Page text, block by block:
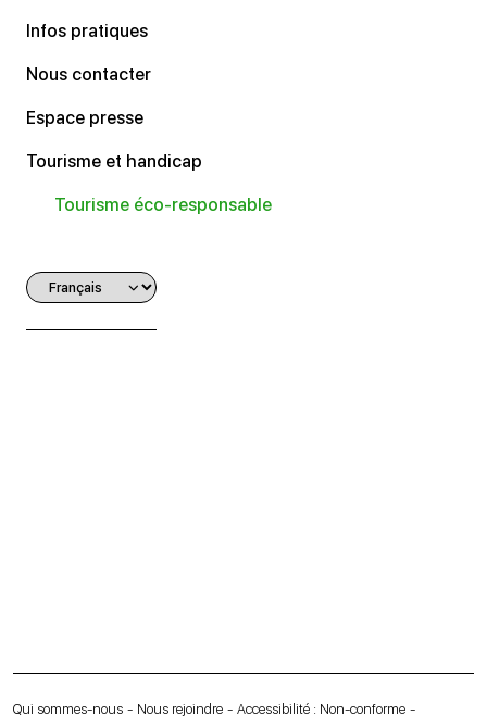
Infos pratiques
Nous contacter
Espace presse
Tourisme et handicap
Tourisme éco-responsable
Qui sommes-nous Nous rejoindre Accessibilité : Non-conforme